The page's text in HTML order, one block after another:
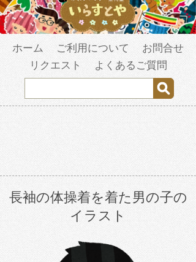
ホーム ご利用について
お問合せ
リクエスト
よくあるご質問
長袖の体操着を着た男の子の
イラスト